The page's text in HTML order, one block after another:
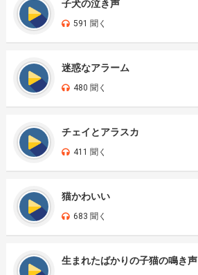
子犬の泣き声
591 聞く
迷惑なアラーム
480 聞く
チェイとアラスカ
411 聞く
猫かわいい
683 聞く
生まれたばかりの子猫の鳴き声